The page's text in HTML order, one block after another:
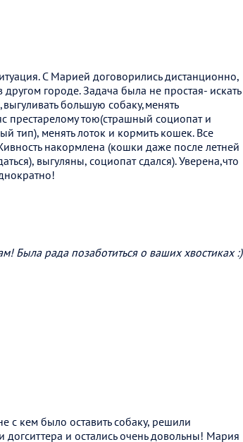
С Марией договорились дистанционно,
другом городе. Задача была не простая- искать
большую собаку,менять
престарелому тою(страшный социопат и
тип), менять лоток и кормить кошек. Все
накормлена (кошки даже после летней
выгуляны, социопат сдался). Уверена,что
Была рада позаботиться о ваших хвостиках :)
с кем было оставить собаку, решили
догситтера и остались очень довольны! Мария